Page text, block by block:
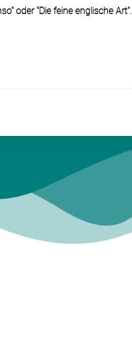
oder "Die feine englische Art".